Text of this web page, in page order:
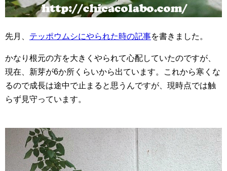
先月、 テッポウムシにやられた時の記事を書きました。
かなり根元の方を大きくやられて心配していたのですが、
現在、新芽が6か所くらいから出ています。これから寒くな
るので成長は途中で止まると思うんですが、現時点では触
らず見守っています。